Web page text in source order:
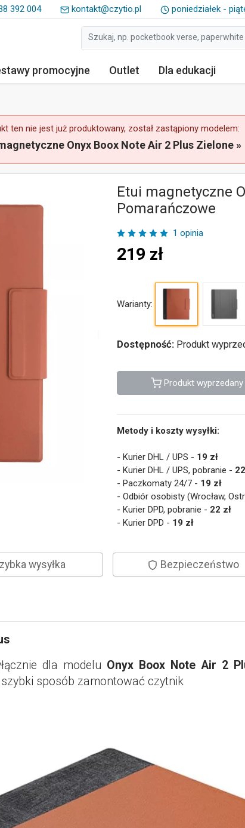
392 004 kontakt@czytio.pl poniedziałek -
promocyjne Outlet Dla edukacji
ten nie jest już produktowany, został zastąpiony modelem:
Onyx Boox Note Air 2 Plus Zielone »
Etui magnetyczne
Pomarańczowe
1 opinia
219 zł
Warianty:
Dostępność: Produkt
Produkt wyprzedany
Metody i koszty wysyłki:
- Kurier DHL / UPS - 19 zł
- Kurier DHL / UPS, pobranie -
- Paczkomaty 24/7 - 19 zł
- Odbiór osobisty (Wrocław,
- Kurier DPD, pobranie - 22 zł
- Kurier DPD - 19 zł
wysyłka Bezpieczeństwo
dla modelu Onyx Boox Note Air 2
sposób zamontować czytnik